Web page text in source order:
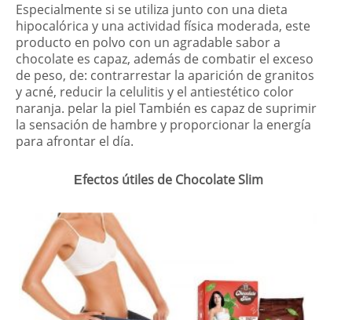
Especialmente si se utiliza junto con una dieta
hipocalórica y una actividad física moderada, este
producto en polvo con un agradable sabor a
chocolate es capaz, además de combatir el exceso
de peso, de: contrarrestar la aparición de granitos
y acné, reducir la celulitis y el antiestético color
naranja. pelar la piel También es capaz de suprimir
la sensación de hambre y proporcionar la energía
para afrontar el día.
Еfectos útiles de Chocolate Slim